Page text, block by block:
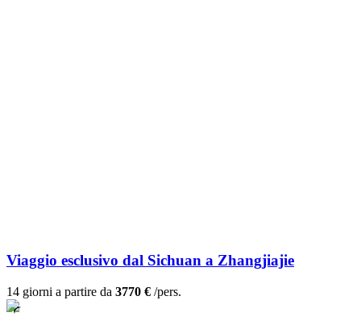
Viaggio esclusivo dal Sichuan a Zhangjiajie
14 giorni a partire da 3770 € /pers.